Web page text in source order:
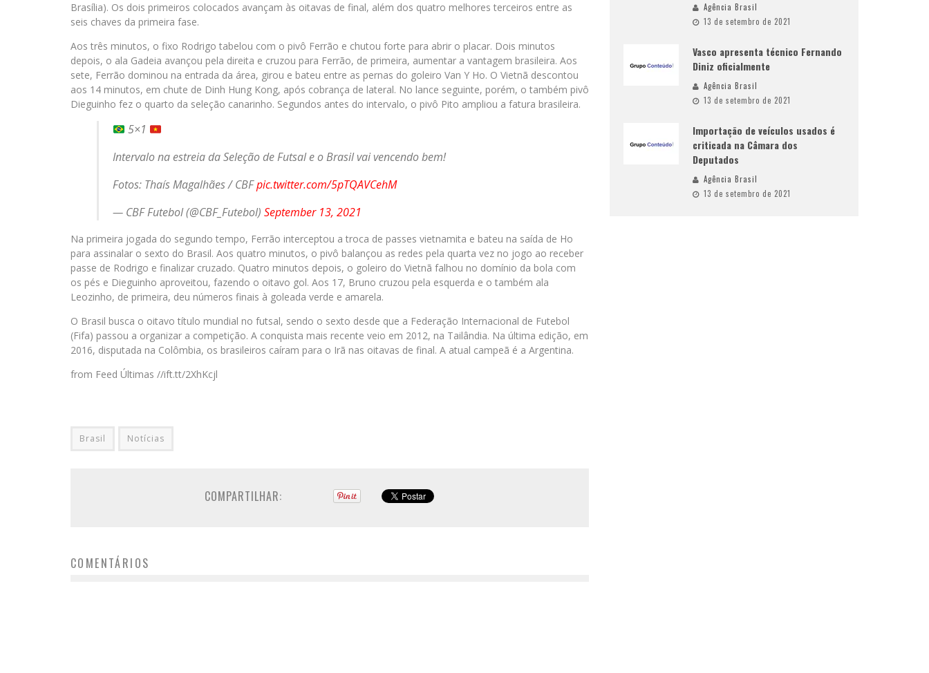
Brasília). Os dois primeiros colocados avançam às oitavas de final, além dos quatro melhores terceiros entre as
seis chaves da primeira fase.
Aos três minutos, o fixo Rodrigo tabelou com o pivô Ferrão e chutou forte para abrir o placar. Dois minutos
depois, o ala Gadeia avançou pela direita e cruzou para Ferrão, de primeira, aumentar a vantagem brasileira. Aos
sete, Ferrão dominou na entrada da área, girou e bateu entre as pernas do goleiro Van Y Ho. O Vietnã descontou
aos 14 minutos, em chute de Dinh Hung Kong, após cobrança de lateral. No lance seguinte, porém, o também pivô
Dieguinho fez o quarto da seleção canarinho. Segundos antes do intervalo, o pivô Pito ampliou a fatura brasileira.
5×1
Intervalo na estreia da Seleção de Futsal e o Brasil vai vencendo bem!
Fotos: Thaís Magalhães / CBFpic.twitter.com/5pTQAVCehM
— CBF Futebol (@CBF_Futebol) September 13, 2021
Na primeira jogada do segundo tempo, Ferrão interceptou a troca de passes vietnamita e bateu na saída de Ho
para assinalar o sexto do Brasil. Aos quatro minutos, o pivô balançou as redes pela quarta vez no jogo ao receber
passe de Rodrigo e finalizar cruzado. Quatro minutos depois, o goleiro do Vietnã falhou no domínio da bola com
os pés e Dieguinho aproveitou, fazendo o oitavo gol. Aos 17, Bruno cruzou pela esquerda e o também ala
Leozinho, de primeira, deu números finais à goleada verde e amarela.
O Brasil busca o oitavo título mundial no futsal, sendo o sexto desde que a Federação Internacional de Futebol
(Fifa) passou a organizar a competição. A conquista mais recente veio em 2012, na Tailândia. Na última edição, em
2016, disputada na Colômbia, os brasileiros caíram para o Irã nas oitavas de final. A atual campeã é a Argentina.
from Feed Últimas //ift.tt/2XhKcjl
Brasil Notícias
COMPARTILHAR:
COMENTÁRIOS
Agência Brasil
13 de setembro de 2021
Vasco apresenta técnico Fernando
Diniz oficialmente
Agência Brasil
13 de setembro de 2021
Importação de veículos usados é
criticada na Câmara dos
Deputados
Agência Brasil
13 de setembro de 2021